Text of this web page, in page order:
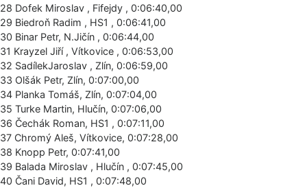
28 Dofek Miroslav , Fifejdy , 0:06:40,00
29 Biedroň Radim , HS1 , 0:06:41,00
30 Binar Petr, N.Jičín , 0:06:44,00
31 Krayzel Jiří , Vítkovice , 0:06:53,00
32 SadílekJaroslav , Zlín, 0:06:59,00
33 Olšák Petr, Zlín, 0:07:00,00
34 Planka Tomáš, Zlín, 0:07:04,00
35 Turke Martin, Hlučín, 0:07:06,00
36 Čechák Roman, HS1 , 0:07:11,00
37 Chromý Aleš, Vítkovice, 0:07:28,00
38 Knopp Petr, 0:07:41,00
39 Balada Miroslav , Hlučín , 0:07:45,00
40 Čani David, HS1 , 0:07:48,00